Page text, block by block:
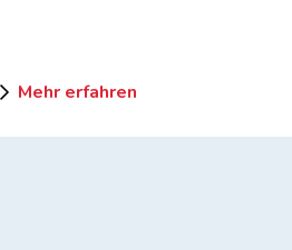
Mehr erfahren